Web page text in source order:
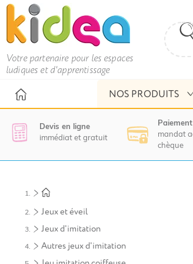
Votre partenaire pour les espaces
ludiques et d'apprentissage
NOS PRODUITS
Devis en ligne
immédiat et gratuit
mandat
chèque
invitons
contacter
le
service
commercial
Jeux et éveil
Jeux d'imitation
Autres jeux d'imitation